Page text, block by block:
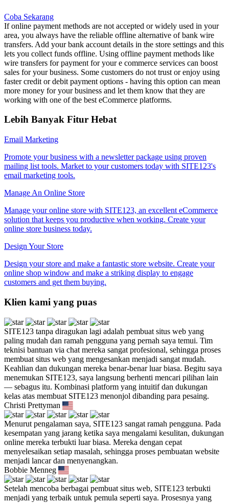
Coba Sekarang
If online payment methods are not accepted or widely used in your
area, you always have the reliable offline alternative of bank wire
transfers. Add your bank account details in the store settings and this
lets you collect funds offline. Using offline payment methods like
wire transfers for payment for your e commerce services can boost
sales for your business. Some customers do not trust or enjoy using
faster credit or debit payment options - having this option can mean
more money for your business and let them know that they are
working with one of the best eCommerce platforms.
Lebih Banyak Fitur Hebat
Email Marketing
Promote your business with a newsletter package using proven
mailing list tools. Market to your customers today with SITE123's
email marketing tools.
Manage An Online Store
Manage your online store with SITE123, an excellent eCommerce
solution that keeps you productive when working. Create your
online store business today.
Design Your Store
Design your store and make a fantastic store website. Create your
online shop window and make a striking display to engage
customers and get them buying.
Klien kami yang puas
SITE123 tanpa diragukan lagi adalah pembuat situs web yang
paling mudah dan ramah pengguna yang pernah saya temui. Tim
teknisi bantuan via chat mereka sangat profesional, sehingga proses
membuat situs web yang mengesankan menjadi sangat mudah.
Keahlian dan dukungan mereka benar-benar luar biasa. Begitu saya
menemukan SITE123, saya langsung berhenti mencari pilihan lain
— sebagus itu. Kombinasi platform yang intuitif dan dukungan
kelas atas membuat SITE123 menonjol dibanding para pesaing.
Christi Prettyman
Menurut pengalaman saya, SITE123 sangat ramah pengguna. Pada
kesempatan yang jarang ketika saya mengalami kesulitan, dukungan
online mereka terbukti luar biasa. Mereka dengan cepat
menyelesaikan setiap masalah, sehingga proses pembuatan website
menjadi lancar dan menyenangkan.
Bobbie Menneg
Setelah mencoba berbagai pembuat situs web, SITE123 terbukti
menjadi yang terbaik untuk pemula seperti saya. Prosesnya yang